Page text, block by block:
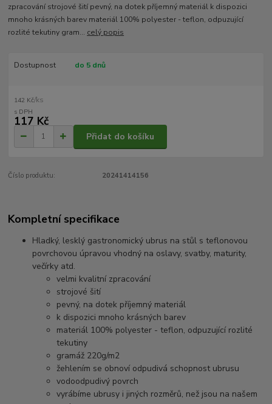
zpracování strojové šití pevný, na dotek příjemný materiál k dispozici
mnoho krásných barev materiál 100% polyester - teflon, odpuzující
rozlité tekutiny gram... celý popis
Dostupnost do 5 dnů
142 Kč/ks
117 Kč
Přidat do košíku
Číslo produktu: 20241414156
Kompletní specifikace
Hladký, lesklý gastronomický ubrus na stůl s teflonovou
povrchovou úpravou vhodný na oslavy, svatby, maturity,
večírky atd.
velmi kvalitní zpracování
strojové šití
pevný, na dotek příjemný materiál
k dispozici mnoho krásných barev
materiál 100% polyester - teflon, odpuzující rozlité
tekutiny
gramáž 220g/m2
žehlením se obnoví odpudivá schopnost ubrusu
vodoodpudivý povrch
vyrábíme ubrusy i jiných rozměrů, než jsou na našem